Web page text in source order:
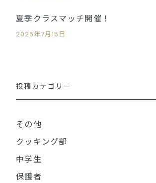
夏季クラスマッチ開催！
2026年7月15日
投稿カテゴリー
その他
クッキング部
中学生
保護者